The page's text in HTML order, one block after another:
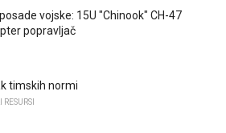
vojske: 15U "Chinook" CH-47
popravljač
timskih normi
RESURSI